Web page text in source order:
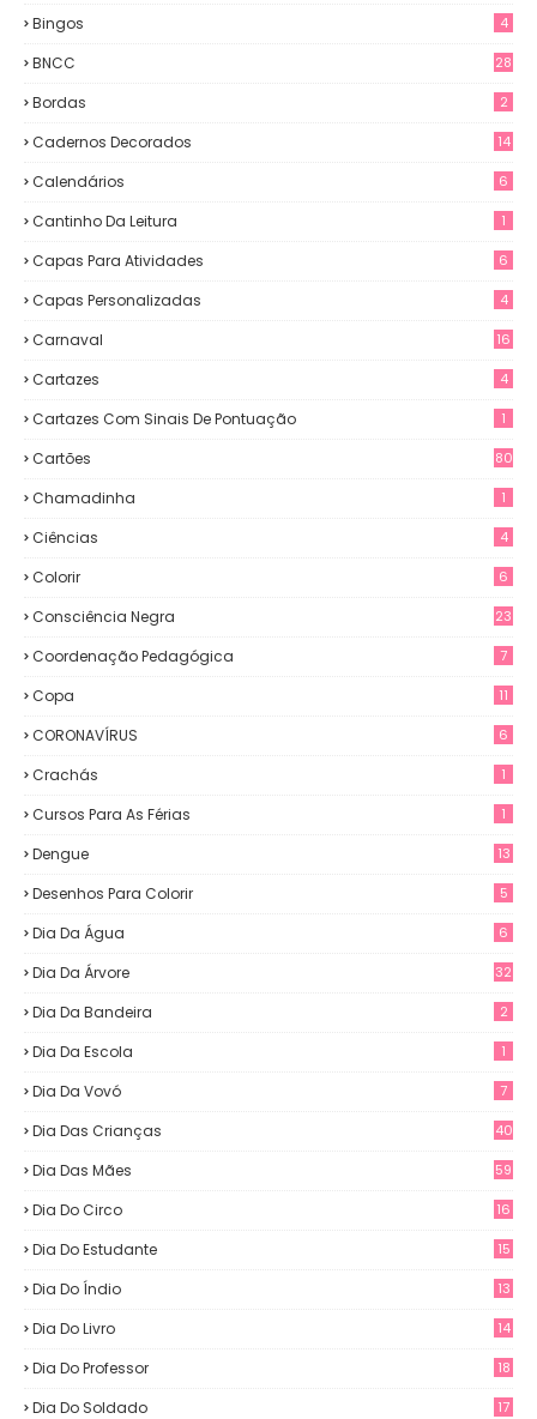
Bingos 4
BNCC 28
Bordas 2
Cadernos Decorados 14
Calendários 6
Cantinho Da Leitura 1
Capas Para Atividades 6
Capas Personalizadas 4
Carnaval 16
Cartazes 4
Cartazes Com Sinais De Pontuação 1
Cartões 80
Chamadinha 1
Ciências 4
Colorir 6
Consciência Negra 23
Coordenação Pedagógica 7
Copa 11
CORONAVÍRUS 6
Crachás 1
Cursos Para As Férias 1
Dengue 13
Desenhos Para Colorir 5
Dia Da Água 6
Dia Da Árvore 32
Dia Da Bandeira 2
Dia Da Escola 1
Dia Da Vovó 7
Dia Das Crianças 40
Dia Das Mães 59
Dia Do Circo 16
Dia Do Estudante 15
Dia Do Índio 13
Dia Do Livro 14
Dia Do Professor 18
Dia Do Soldado 17